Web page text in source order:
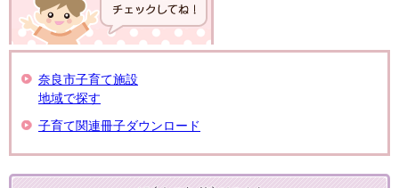
奈良市子育て施設
地域で探す
子育て関連冊子ダウンロード